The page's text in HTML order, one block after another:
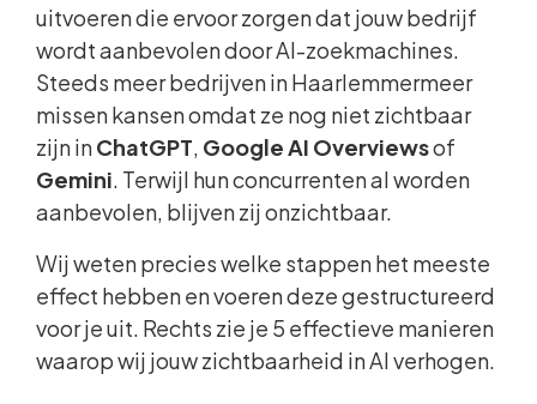
uitvoeren die ervoor zorgen dat jouw bedrijf
wordt aanbevolen door AI-zoekmachines.
Steeds meer bedrijven in Haarlemmermeer
missen kansen omdat ze nog niet zichtbaar
zijn inChatGPT, Google AI Overviewsof
Gemini. Terwijl hun concurrenten al worden
aanbevolen, blijven zij onzichtbaar.
Wij weten precies welke stappen het meeste
effect hebben en voeren deze gestructureerd
voor je uit. Rechts zie je 5 effectieve manieren
waarop wij jouw zichtbaarheid in AI verhogen.